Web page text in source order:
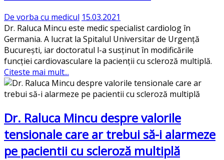
De vorba cu medicul 15.03.2021
Dr. Raluca Mincu este medic specialist cardiolog în
Germania. A lucrat la Spitalul Universitar de Urgență
București, iar doctoratul l-a susținut în modificările
funcției cardiovasculare la pacienții cu scleroză multiplă.
Citeste mai mult...
Dr. Raluca Mincu despre valorile
tensionale care ar trebui să-i alarmeze
pe pacientii cu scleroză multiplă